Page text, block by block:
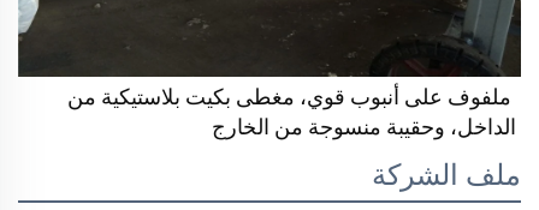
الداخل، وحقيبة منسوجة من الخارج
ملف الشركة